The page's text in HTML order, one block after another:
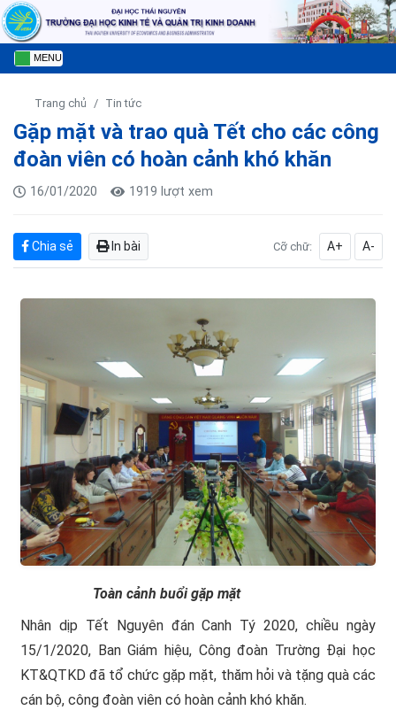
MENU
Trang chủ Tin tức
Gặp mặt và trao quà Tết cho các công
đoàn viên có hoàn cảnh khó khăn
16/01/2020 1919 lượt xem
Chia sẻ In bài Cỡ chữ: A+ A-
Toàn cảnh buổi gặp mặt
Nhân dịp Tết Nguyên đán Canh Tý 2020, chiều ngày
15/1/2020, Ban Giám hiệu, Công đoàn Trường Đại học
KT&QTKD đã tổ chức gặp mặt, thăm hỏi và tặng quà các
cán bộ, công đoàn viên có hoàn cảnh khó khăn.